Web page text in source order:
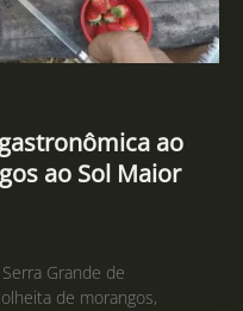
ao
ao Sol Maior
Grande de
de morangos,